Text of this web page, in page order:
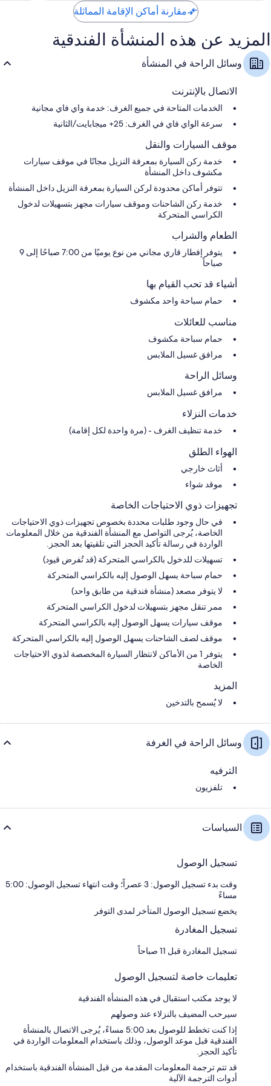
مقارنة أماكن الإقامة المماثلة
المزيد عن هذه المنشأة الفندقية
وسائل الراحة في المنشأة
الاتصال بالإنترنت
الخدمات المتاحة في جميع الغرف: خدمة واي فاي مجانية
سرعة الواي فاي في الغرف: 25+ ميجابايت/الثانية
موقف السيارات والنقل
خدمة ركن السيارة بمعرفة النزيل مجانًا في موقف سيارات
مكشوف داخل المنشأة
تتوفر أماكن محدودة لركن السيارة بمعرفة النزيل داخل المنشأة
خدمة ركن الشاحنات وموقف سيارات مجهز بتسهيلات لدخول
الكراسي المتحركة
الطعام والشراب
يتوفر إفطار قاري مجاني من نوع يوميًا من 7:00 صباحًا إلى 9
صباحاً
أشياء قد تحب القيام بها
حمام سباحة واحد مكشوف
مناسب للعائلات
حمام سباحة مكشوف
مرافق غسيل الملابس
وسائل الراحة
مرافق غسيل الملابس
خدمات النزلاء
خدمة تنظيف الغرف - (مرة واحدة لكل إقامة)
الهواء الطلق
أثاث خارجي
موقد شواء
تجهيزات ذوي الاحتياجات الخاصة
في حال وجود طلبات محددة بخصوص تجهيزات ذوي الاحتياجات
الخاصة، يُرجى التواصل مع المنشأة الفندقية من خلال المعلومات
الواردة في رسالة تأكيد الحجز التي تلقيتها بعد الحجز.
تسهيلات للدخول بالكراسي المتحركة (قد تُفرض قيود)
حمام سباحة يسهل الوصول إليه بالكراسي المتحركة
لا يتوفر مصعد (منشأة فندقية من طابق واحد)
ممر تنقل مجهز بتسهيلات لدخول الكراسي المتحركة
موقف سيارات يسهل الوصول إليه بالكراسي المتحركة
موقف لصف الشاحنات يسهل الوصول إليه بالكراسي المتحركة
يتوفر 1 من الأماكن لانتظار السيارة المخصصة لذوي الاحتياجات
الخاصة
المزيد
لا يُسمح بالتدخين
وسائل الراحة في الغرفة
الترفيه
تلفزيون
السياسات
تسجيل الوصول
وقت بدء تسجيل الوصول: 3 عصراً؛ وقت انتهاء تسجيل الوصول: 5:00
مساءً
يخضع تسجيل الوصول المتأخر لمدى التوفر
تسجيل المغادرة
تسجيل المغادرة قبل 11 صباحاً
تعليمات خاصة لتسجيل الوصول
لا يوجد مكتب استقبال في هذه المنشأة الفندقية
سيرحب المضيف بالنزلاء عند وصولهم
إذا كنت تخطط للوصول بعد 5:00 مساءً، يُرجى الاتصال بالمنشأة
الفندقية قبل موعد الوصول، وذلك باستخدام المعلومات الواردة في
تأكيد الحجز.
قد تتم ترجمة المعلومات المقدمة من قبل المنشأة الفندقية باستخدام
أدوات الترجمة الآلية